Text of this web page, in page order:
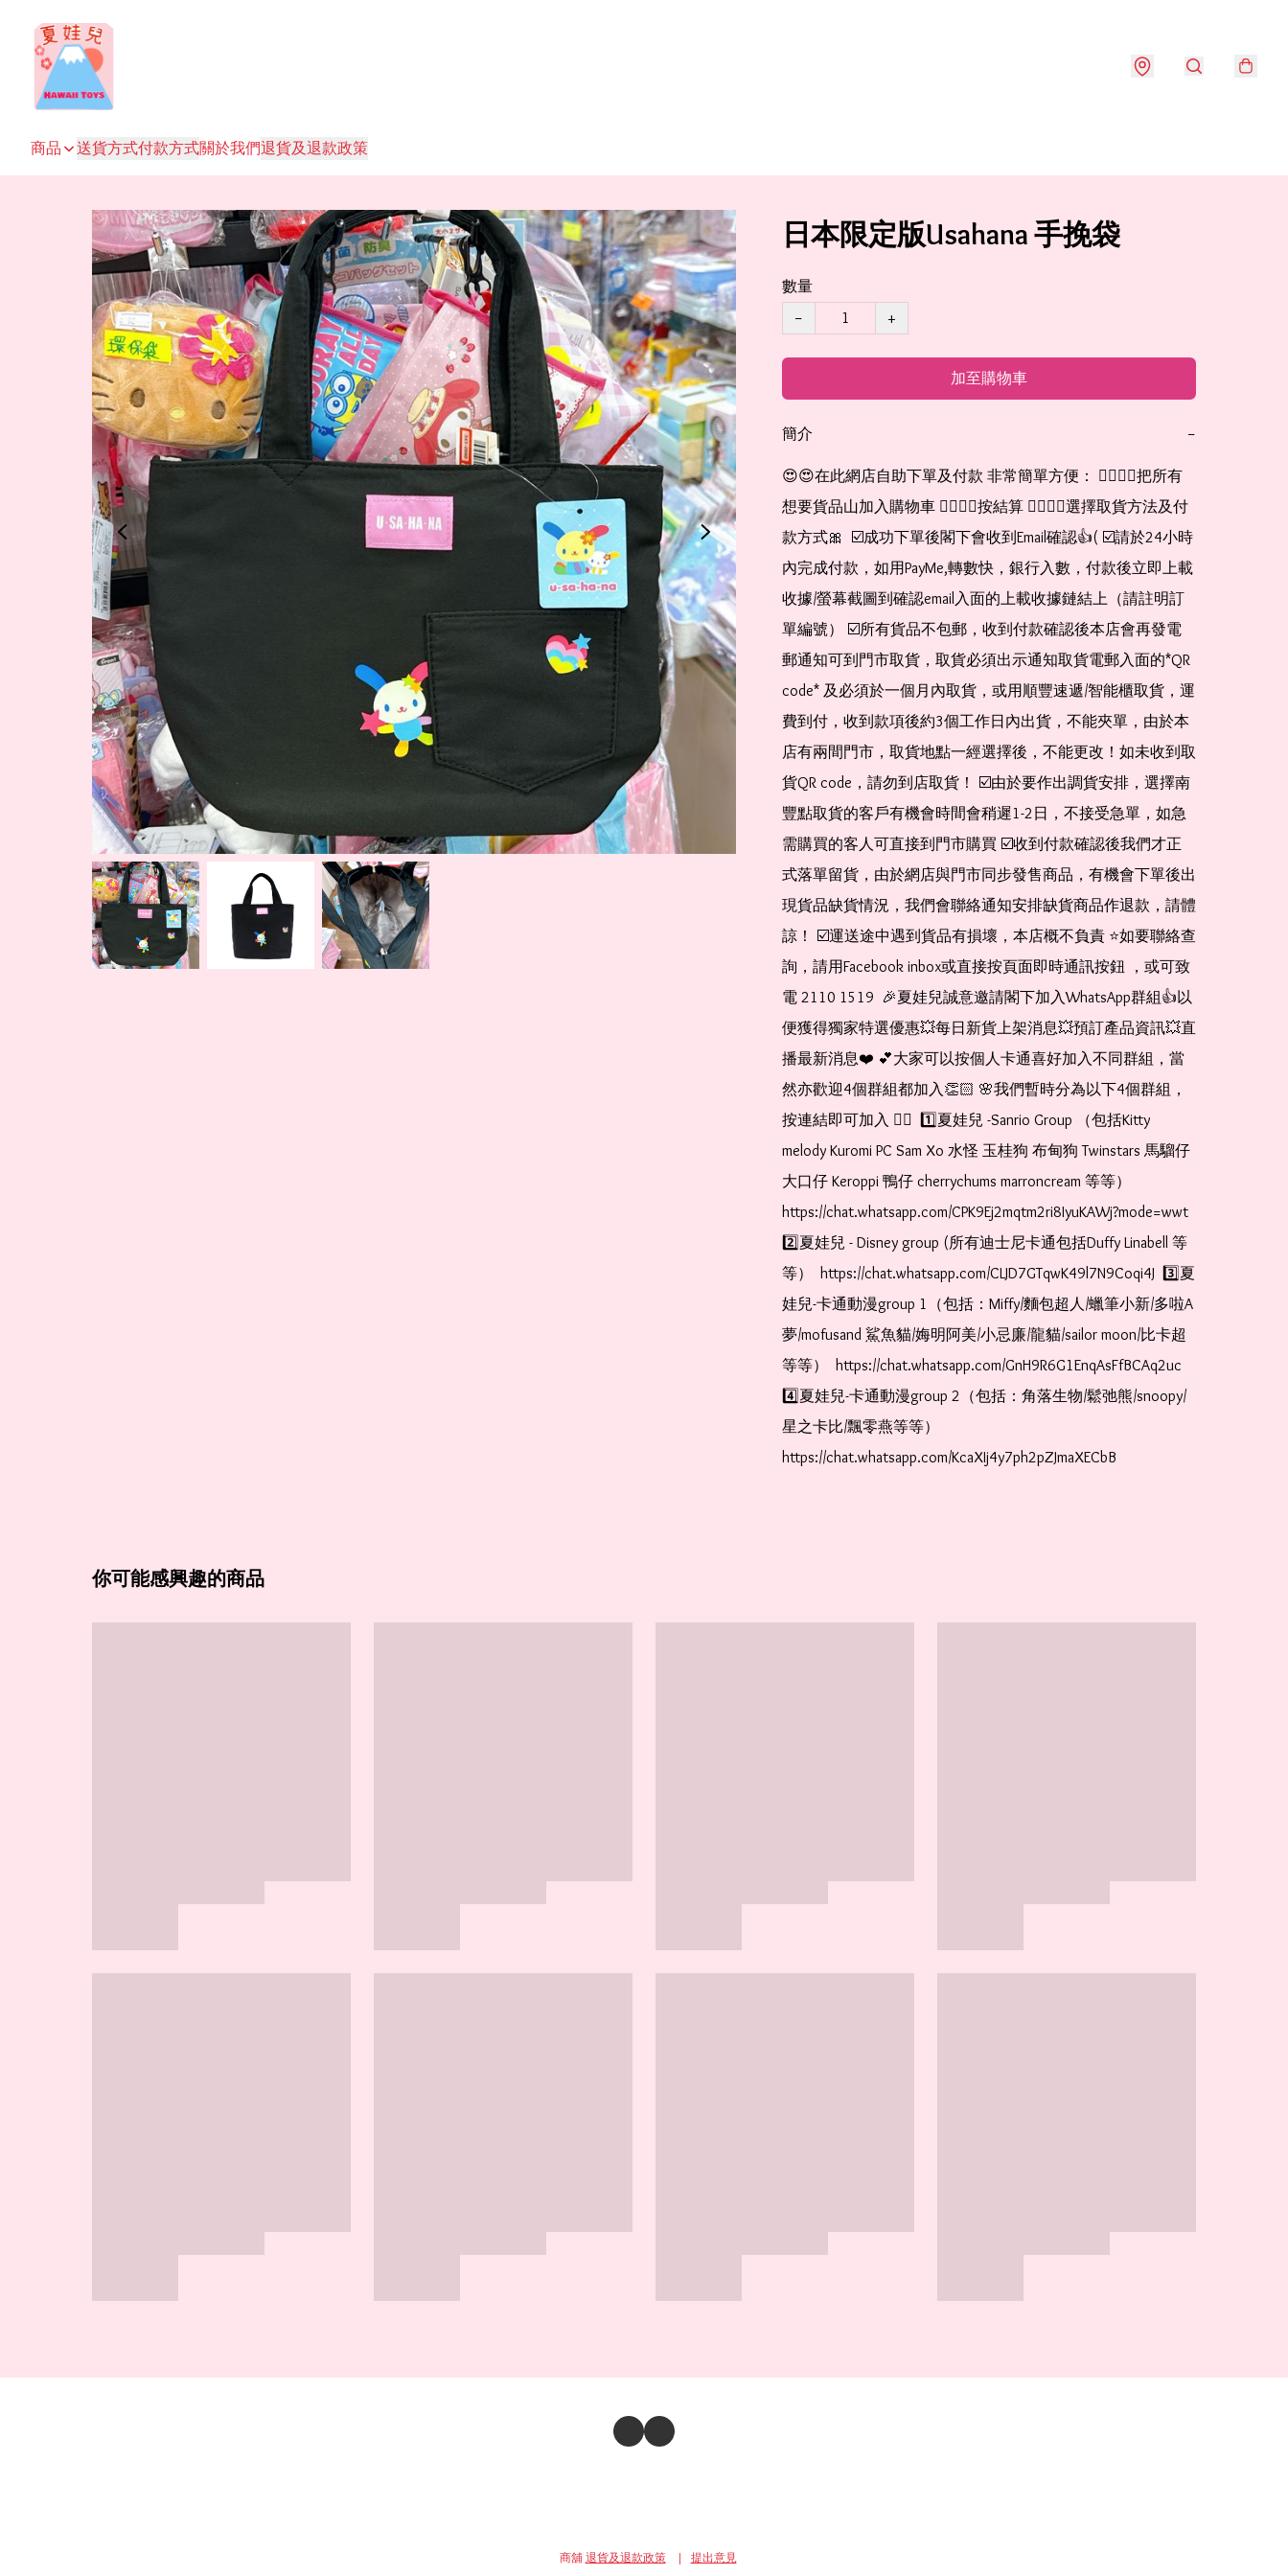
商品 送貨方式付款方式關於我們退貨及退款政策
日本限定版Usahana 手挽袋
數量
−
+
加至購物車
簡介 −
😍😍在此網店自助下單及付款 非常簡單方便： 👉🏻👉🏻把所有
想要貨品山加入購物車 👉🏻👉🏻按結算 👉🏻👉🏻選擇取貨方法及付
款方式🎀  ☑️成功下單後閣下會收到Email確認👍( ☑️請於24小時
內完成付款，如用PayMe,轉數快，銀行入數，付款後立即上載
收據/螢幕截圖到確認email入面的上載收據鏈結上（請註明訂
單編號） ☑️所有貨品不包郵，收到付款確認後本店會再發電
郵通知可到門市取貨，取貨必須出示通知取貨電郵入面的*QR
code* 及必須於一個月內取貨，或用順豐速遞/智能櫃取貨，運
費到付，收到款項後約3個工作日內出貨，不能夾單，由於本
店有兩間門市，取貨地點一經選擇後，不能更改！如未收到取
貨QR code，請勿到店取貨！ ☑️由於要作出調貨安排，選擇南
豐點取貨的客戶有機會時間會稍遲1-2日，不接受急單，如急
需購買的客人可直接到門市購買 ☑️收到付款確認後我們才正
式落單留貨，由於網店與門市同步發售商品，有機會下單後出
現貨品缺貨情況，我們會聯絡通知安排缺貨商品作退款，請體
諒！ ☑️運送途中遇到貨品有損壞，本店概不負責 ⭐️如要聯絡查
詢，請用Facebook inbox或直接按頁面即時通訊按鈕 ，或可致
電 2110 1519  🎉夏娃兒誠意邀請閣下加入WhatsApp群組👍以
便獲得獨家特選優惠💥每日新貨上架消息💥預訂產品資訊💥直
播最新消息❤️ 💕大家可以按個人卡通喜好加入不同群組，當
然亦歡迎4個群組都加入👏🏻 🌸我們暫時分為以下4個群組，
按連結即可加入 👇🏻  1️⃣夏娃兒 -Sanrio Group （包括Kitty
melody Kuromi PC Sam Xo 水怪 玉桂狗 布甸狗 Twinstars 馬騮仔
大口仔 Keroppi 鴨仔 cherrychums marroncream 等等）
https://chat.whatsapp.com/CPK9Ej2mqtm2ri8IyuKAWj?mode=wwt
2️⃣夏娃兒 - Disney group (所有迪士尼卡通包括Duffy Linabell 等
等）  https://chat.whatsapp.com/CLJD7GTqwK49l7N9Coqi4J  3️⃣夏
娃兒-卡通動漫group 1（包括：Miffy/麵包超人/蠟筆小新/多啦A
夢/mofusand 鯊魚貓/娒明阿美/小忌廉/龍貓/sailor moon/比卡超
等等）  https://chat.whatsapp.com/GnH9R6G1EnqAsFfBCAq2uc
4️⃣夏娃兒-卡通動漫group 2（包括：角落生物/鬆弛熊/snoopy/
星之卡比/飄零燕等等）
https://chat.whatsapp.com/KcaXIj4y7ph2pZJmaXECbB
你可能感興趣的商品
商舖 退貨及退款政策 提出意見